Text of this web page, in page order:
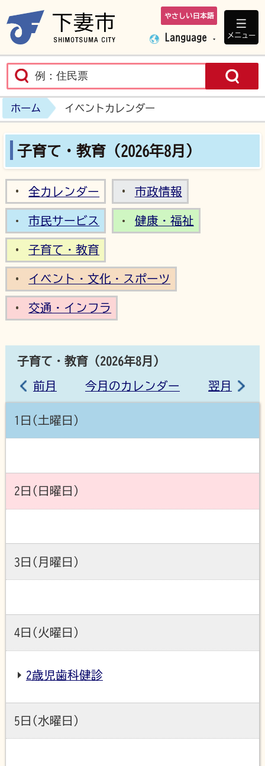
下妻市ホームペ
やさしい日本語
Language メニュー
ホーム イベントカレンダー
子育て・教育（2026年8月）
全カレンダー 市政情報
市民サービス 健康・福祉
子育て・教育
イベント・文化・スポーツ
交通・インフラ
子育て・教育（2026年8月）
前月 今月のカレンダー 翌月
1日(土曜日)
2日(日曜日)
3日(月曜日)
4日(火曜日)
2歳児歯科健診
5日(水曜日)